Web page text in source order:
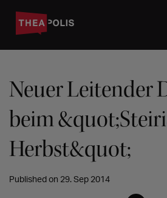
Neuer Leitender
beim
Herbst&quot;
Published on 29. Sep 2014